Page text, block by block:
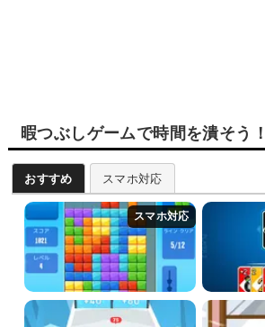
暇つぶしゲームで時間を潰そう！
おすすめ スマホ対応